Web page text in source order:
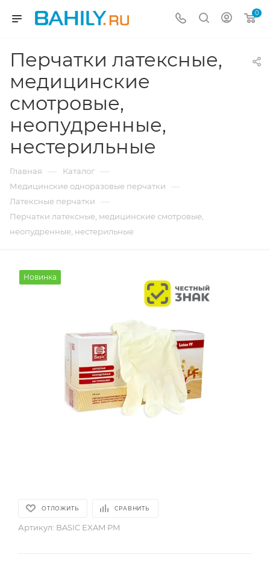
0
Перчатки латексные,
медицинские
смотровые,
неопудренные,
нестерильные
Главная — Каталог —
Медицинские одноразовые перчатки —
Латексные перчатки —
Перчатки латексные, медицинские смотровые,
неопудренные, нестерильные
Новинка
ОТЛОЖИТЬ СРАВНИТЬ
Артикул: BASIC EXAM PM